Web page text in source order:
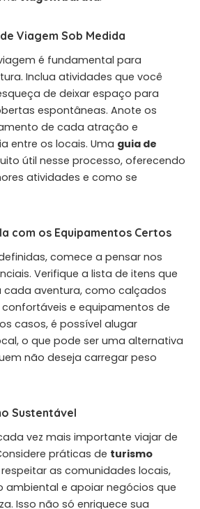
Viagem Sob Medida
é fundamental para
Inclua atividades que você
de deixar espaço para
espontâneas. Anote os
de cada atração e
entre os locais. Uma guia de
útil nesse processo, oferecendo
atividades e como se
com os Equipamentos Certos
comece a pensar nos
Verifique a lista de itens que
cada aventura, como calçados
e equipamentos de
casos, é possível alugar
o que pode ser uma alternativa
não deseja carregar peso
Sustentável
vez mais importante viajar de
práticas de turismo
as comunidades locais,
ambiental e apoiar negócios que
Isso não só enriquece sua